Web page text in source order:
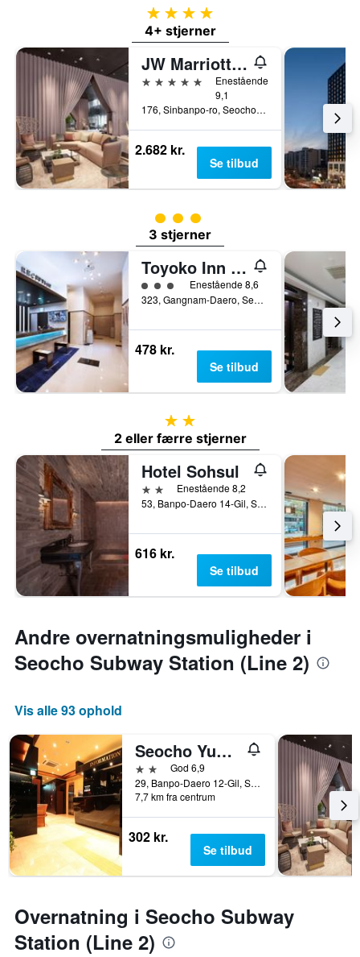
4 stjerner
4+ stjerner
JW Marriott Hotel Seoul
5 stjerner
Enestående
9,1
176, Sinbanpo-ro, Seocho-gu, Seoul, Sydkorea
2.682 kr.
Se tilbud
Vurderet til klasse 3
3 stjerner
Toyoko Inn Seoul Gangnam
Vurderet til klasse 3
Enestående 8,6
323, Gangnam-Daero, Seocho-gu, Seoul, Sydkorea
478 kr.
Se tilbud
2 stjerner
2 eller færre stjerner
Hotel Sohsul
2 stjernerEnestående 8,2
53, Banpo-Daero 14-Gil, Seocho-gu, Seoul, Sydkorea
616 kr.
Se tilbud
Andre overnatningsmuligheder i
Seocho Subway Station (Line 2)
Vis alle 93 ophold
Seocho Yuwon Hotel Nambu Terminal
2 stjernerGod 6,9
29, Banpo-Daero 12-Gil, Seocho-gu, Seoul, Sydkorea
7,7 km fra centrum
302 kr.
Se tilbud
Overnatning i Seocho Subway
Station (Line 2)